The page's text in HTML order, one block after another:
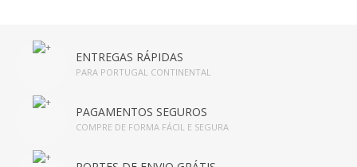
ENTREGAS RÁPIDAS
PARA PORTUGAL CONTINENTAL
PAGAMENTOS SEGUROS
COMPRE DE FORMA FÁCIL E SEGURA